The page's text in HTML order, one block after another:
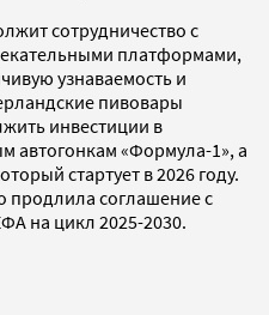
сотрудничество с
платформами,
узнаваемость и
пивовары
инвестиции в
автогонкам «Формула-1», а
стартует в 2026 году.
продлила соглашение с
на цикл 2025-2030.